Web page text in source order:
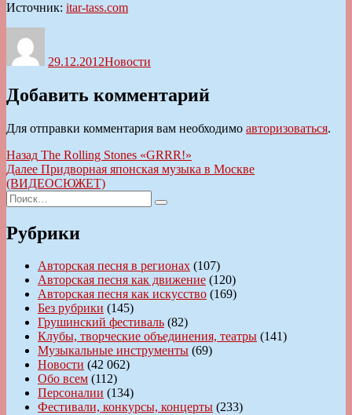
Источник: itar-tass.com
29.12.2012Новости
Добавить комментарий
Для отправки комментария вам необходимо авторизоваться.
Навигация
по
записям
Назад Предыдущая
запись:
The Rolling Stones «GRRR!»
Далее Следующая
запись:
Придворная японская музыка в Москве
(ВИДЕОСЮЖЕТ)
Искать:
Поиск
Рубрики
Авторская песня в регионах (107)
Авторская песня как движение (120)
Авторская песня как искусство (169)
Без рубрики (145)
Грушинский фестиваль (82)
Клубы, творческие объединения, театры (141)
Музыкальные инструменты (69)
Новости (42 062)
Обо всем (112)
Персоналии (134)
Фестивали, конкурсы, концерты (233)